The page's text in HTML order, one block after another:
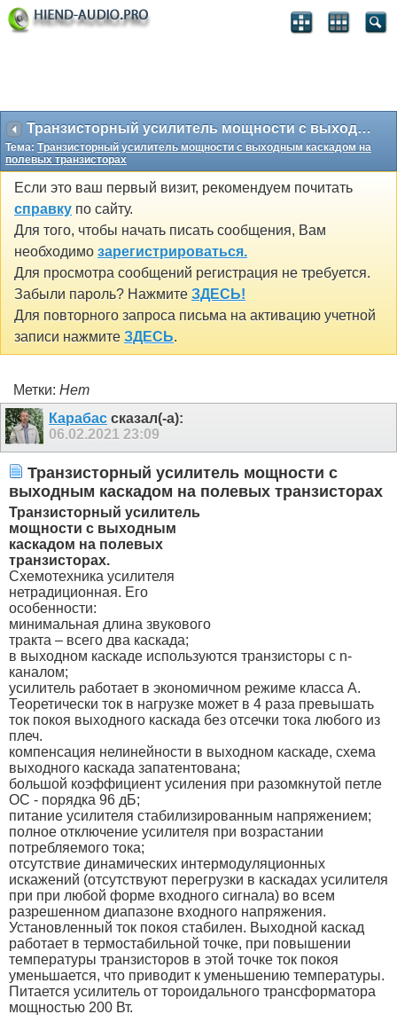
Транзисторный усилитель мощности с выходным каскадом на полевых транзисторах
Тема: Транзисторный усилитель мощности с выходным каскадом на
полевых транзисторах
Если это ваш первый визит, рекомендуем почитать
справку по сайту.
Для того, чтобы начать писать сообщения, Вам
необходимо зарегистрироваться.
Для просмотра сообщений регистрация не требуется.
Забыли пароль? Нажмите ЗДЕСЬ!
Для повторного запроса письма на активацию учетной
записи нажмите ЗДЕСЬ.
Метки: Нет
Карабас сказал(-а):
06.02.2021 23:09
Транзисторный усилитель мощности с
выходным каскадом на полевых транзисторах
Транзисторный усилитель
мощности с выходным
каскадом на полевых
транзисторах.
Схемотехника усилителя
нетрадиционная. Его
особенности:
минимальная длина звукового
тракта – всего два каскада;
в выходном каскаде используются транзисторы с n-
каналом;
усилитель работает в экономичном режиме класса А.
Теоретически ток в нагрузке может в 4 раза превышать
ток покоя выходного каскада без отсечки тока любого из
плеч.
компенсация нелинейности в выходном каскаде, схема
выходного каскада запатентована;
большой коэффициент усиления при разомкнутой петле
ОС - порядка 96 дБ;
питание усилителя стабилизированным напряжением;
полное отключение усилителя при возрастании
потребляемого тока;
отсутствие динамических интермодуляционных
искажений (отсутствуют перегрузки в каскадах усилителя
при при любой форме входного сигнала) во всем
разрешенном диапазоне входного напряжения.
Установленный ток покоя стабилен. Выходной каскад
работает в термостабильной точке, при повышении
температуры транзисторов в этой точке ток покоя
уменьшается, что приводит к уменьшению температуры.
Питается усилитель от тороидального трансформатора
мощностью 200 Вт.